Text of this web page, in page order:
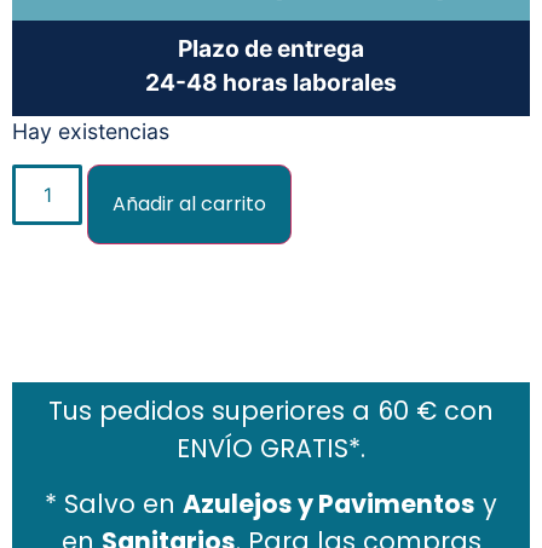
Plazo de entrega
24-48 horas laborales
Hay existencias
Añadir al carrito
Tus pedidos superiores a 60 € con
ENVÍO GRATIS*.
* Salvo en Azulejos y Pavimentos y